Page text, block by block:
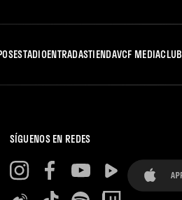
ESTADIOENTRADASTIENDAVCF MEDIACLUB
SÍGUENOS EN REDES